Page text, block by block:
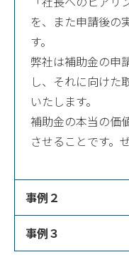
を、また申請後の
す。
弊社は補助金の申
し、それに向けた
いたします。
補助金の本当の価
させることです。
事例２
事例３